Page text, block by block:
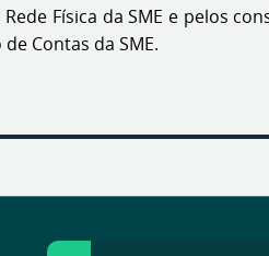
Física da SME e pelos
Contas da SME.